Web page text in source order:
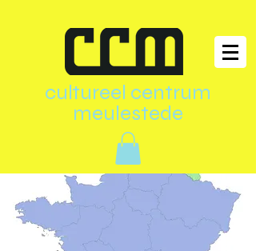
cultureel centrum
meulestede